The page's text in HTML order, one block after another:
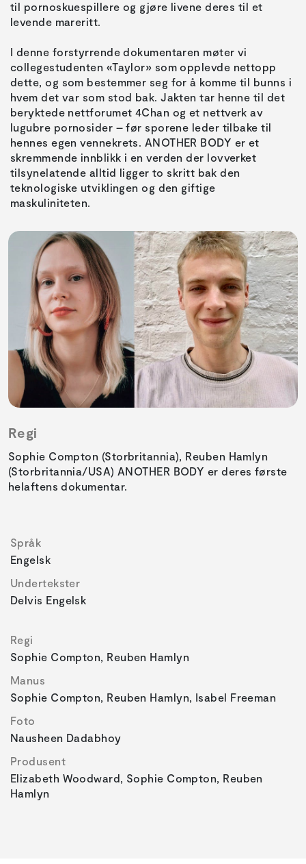
til pornoskuespillere og gjøre livene deres til et
levende mareritt.
I denne forstyrrende dokumentaren møter vi
collegestudenten «Taylor» som opplevde nettopp
dette, og som bestemmer seg for å komme til bunns i
hvem det var som stod bak. Jakten tar henne til det
beryktede nettforumet 4Chan og et nettverk av
lugubre pornosider – før sporene leder tilbake til
hennes egen vennekrets. ANOTHER BODY er et
skremmende innblikk i en verden der lovverket
tilsynelatende alltid ligger to skritt bak den
teknologiske utviklingen og den giftige
maskuliniteten.
Regi
Sophie Compton (Storbritannia), Reuben Hamlyn
(Storbritannia/USA) ANOTHER BODY er deres første
helaftens dokumentar.
Språk
Engelsk
Undertekster
Delvis Engelsk
Regi
Sophie Compton, Reuben Hamlyn
Manus
Sophie Compton, Reuben Hamlyn, Isabel Freeman
Foto
Nausheen Dadabhoy
Produsent
Elizabeth Woodward, Sophie Compton, Reuben
Hamlyn